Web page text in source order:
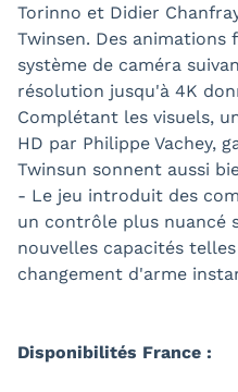
Torinno et Didier
Twinsen. Des animations
système de caméra
résolution jusqu'à 4K
Complétant les visuels,
HD par Philippe Vachey,
Twinsun sonnent aussi
- Le jeu introduit des
un contrôle plus nuancé
nouvelles capacités
changement d'arme
Disponibilités France :